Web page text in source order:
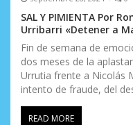
SAL Y PIMIENTA Por
Urribarri «Detener a
Fin de semana de
dos meses de la
Urrutia frente a Nicolás
intento de fraude, del
READ MORE